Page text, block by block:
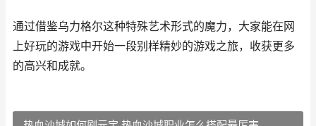
通过借鉴乌力格尔这种特殊艺术形式的魔力，大家能在网
上好玩的游戏中开始一段别样精妙的游戏之旅，收获更多
的高兴和成就。